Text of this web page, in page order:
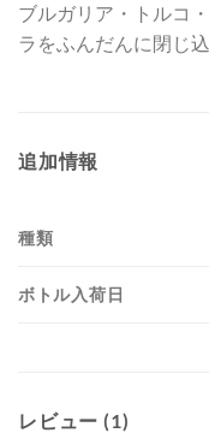
ブルガリア・トルコ
ラをふんだんに閉じ
追加情報
種類
ボトル入荷日
レビュー (1)